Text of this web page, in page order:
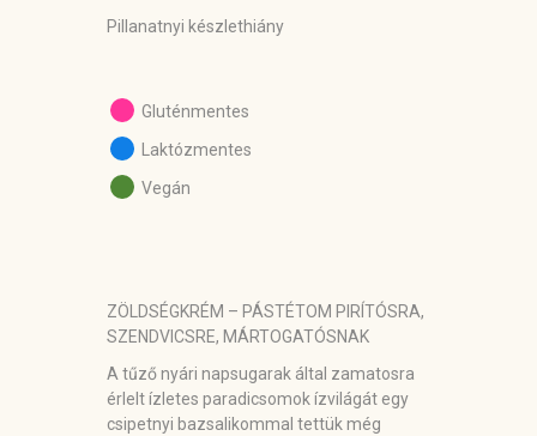
Pillanatnyi készlethiány
Gluténmentes
Laktózmentes
Vegán
ZÖLDSÉGKRÉM – PÁSTÉTOM PIRÍTÓSRA,
SZENDVICSRE, MÁRTOGATÓSNAK
A tűző nyári napsugarak által zamatosra
érlelt ízletes paradicsomok ízvilágát egy
csipetnyi bazsalikommal tettük még